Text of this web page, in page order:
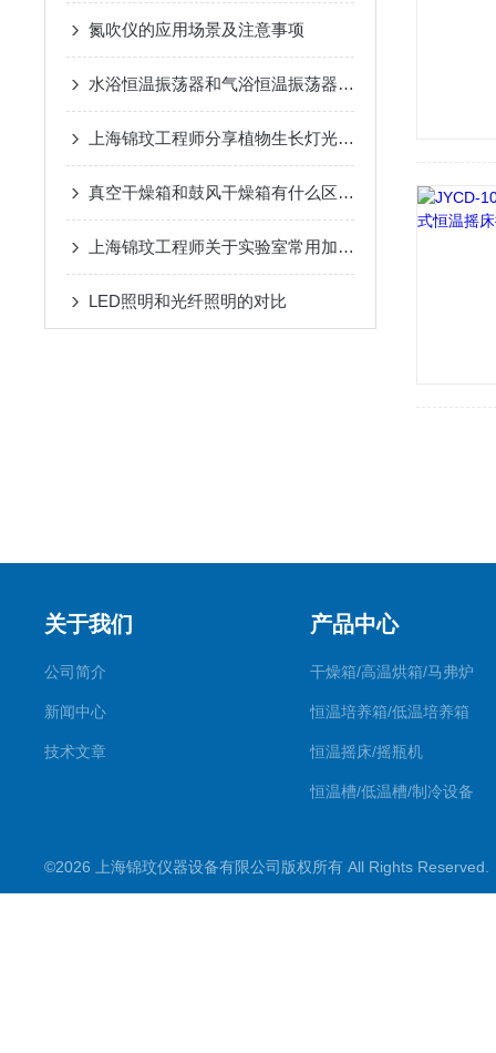
氮吹仪的应用场景及注意事项
水浴恒温振荡器和气浴恒温振荡器的区别
上海锦玟工程师分享植物生长灯光配比
真空干燥箱和鼓风干燥箱有什么区别？
上海锦玟工程师关于实验室常用加热方式盘点
LED照明和光纤照明的对比
关于我们
公司简介
新闻中心
技术文章
产品中心
干燥箱/高温烘箱/马弗炉
恒温培养箱/低温培养箱
恒温摇床/摇瓶机
恒温槽/低温槽/制冷设备
超声波仪器
©2026 上海锦玟仪器设备有限公司版权所有 All Rights